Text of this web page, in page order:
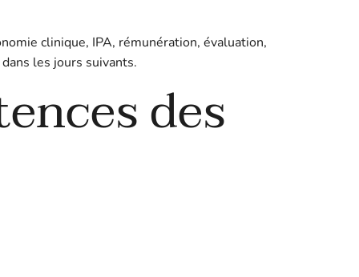
clinique, IPA, rémunération, évaluation,
les jours suivants.
des